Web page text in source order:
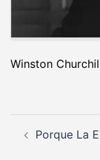
Winston
de Porque La